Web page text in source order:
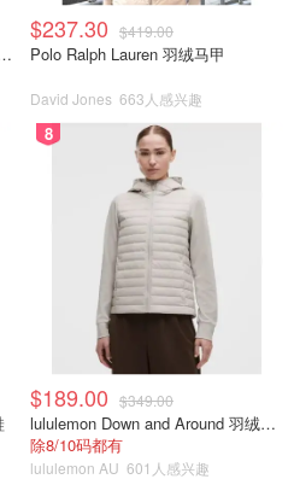
Around 羽绒夹克
$237.30 $419.00
Polo Ralph Lauren 羽绒马甲
David Jones 663人感兴趣
8
$189.00 $349.00
lululemon Down and Around 羽绒夹克
除8/10码都有
lululemon AU 601人感兴趣